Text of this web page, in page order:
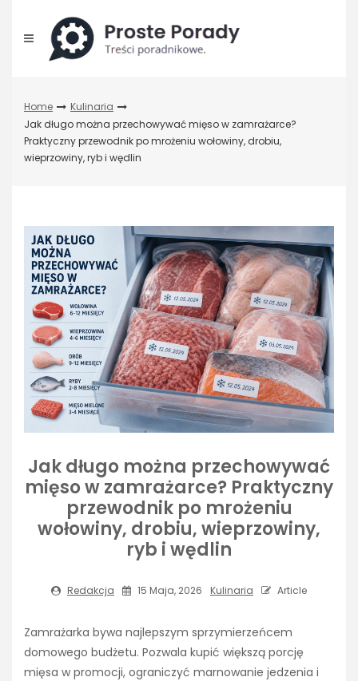
content
Home
Kulinaria
Jak długo można przechowywać mięso w zamrażarce?
Praktyczny przewodnik po mrożeniu wołowiny, drobiu,
wieprzowiny, ryb i wędlin
Jak długo można przechowywać
mięso w zamrażarce? Praktyczny
przewodnik po mrożeniu
wołowiny, drobiu, wieprzowiny,
ryb i wędlin
Redakcja 15 Maja, 2026 Kulinaria Article
Zamrażarka bywa najlepszym sprzymierzeńcem
domowego budżetu. Pozwala kupić większą porcję
mięsa w promocji, ograniczyć marnowanie jedzenia i